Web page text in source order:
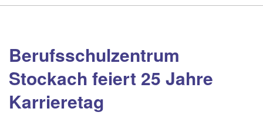
Berufsschulzentrum
Stockach feiert 25 Jahre
Karrieretag